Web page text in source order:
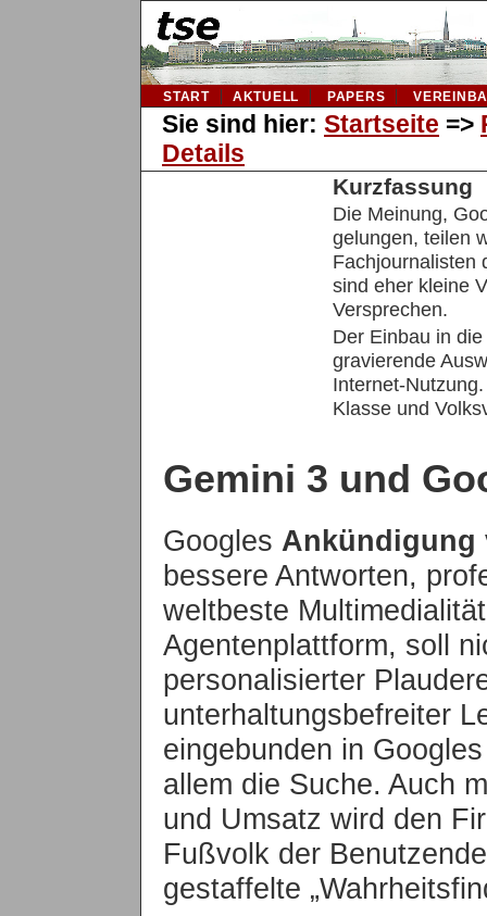
START AKTUELL PAPERS
Sie sind hier: Startseite =>
Details
Kurzfassung
Die Meinung,
gelungen, teilen
Fachjournalisten
sind eher kleine
Versprechen.
Der Einbau in
gravierende
Internet-
Klasse und
Gemini 3 und
Googles Ankündigung
bessere Antworten,
weltbeste
Agentenplattform, soll
personalisierter
unterhaltungsbefreiter
eingebunden in
allem die Suche. Auch
und Umsatz wird den
Fußvolk der
gestaffelte